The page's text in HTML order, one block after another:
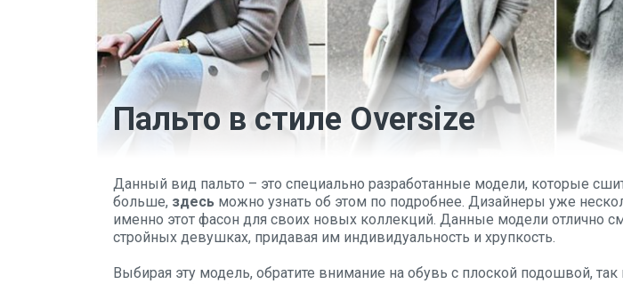
Пальто в стиле Oversize
Данный вид пальто – это специально разработанные модели, которые
больше, здесь можно узнать об этом по подробнее. Дизайнеры уже
именно этот фасон для своих новых коллекций. Данные модели отлично
стройных девушках, придавая им индивидуальность и хрупкость.
Выбирая эту модель, обратите внимание на обувь с плоской подошвой,